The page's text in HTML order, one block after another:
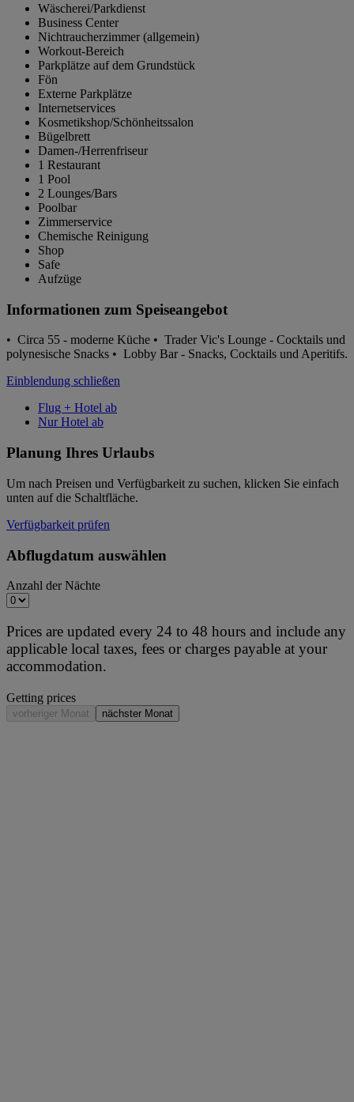
Wäscherei/Parkdienst
Business Center
Nichtraucherzimmer (allgemein)
Workout-Bereich
Parkplätze auf dem Grundstück
Fön
Externe Parkplätze
Internetservices
Kosmetikshop/Schönheitssalon
Bügelbrett
Damen-/Herrenfriseur
1 Restaurant
1 Pool
2 Lounges/Bars
Poolbar
Zimmerservice
Chemische Reinigung
Shop
Safe
Aufzüge
Informationen zum Speiseangebot
• Circa 55 - moderne Küche • Trader Vic's Lounge - Cocktails und
polynesische Snacks • Lobby Bar - Snacks, Cocktails und Aperitifs.
Einblendung schließen
Flug + Hotel ab
Nur Hotel ab
Planung Ihres Urlaubs
Um nach Preisen und Verfügbarkeit zu suchen, klicken Sie einfach
unten auf die Schaltfläche.
Verfügbarkeit prüfen
Abflugdatum auswählen
Anzahl der Nächte
Prices are updated every 24 to 48 hours and include any
applicable local taxes, fees or charges payable at your
accommodation.
Getting prices
vorheriger Monat nächster Monat